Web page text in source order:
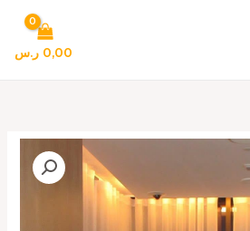
0,00 ر.س